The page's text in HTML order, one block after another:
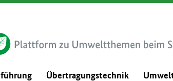
Übertragungstechnik